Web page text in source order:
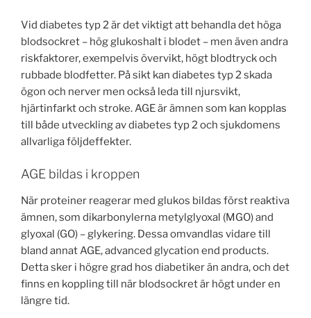
Vid diabetes typ 2 är det viktigt att behandla det höga
blodsockret – hög glukoshalt i blodet – men även andra
riskfaktorer, exempelvis övervikt, högt blodtryck och
rubbade blodfetter. På sikt kan diabetes typ 2 skada
ögon och nerver men också leda till njursvikt,
hjärtinfarkt och stroke. AGE är ämnen som kan kopplas
till både utveckling av diabetes typ 2 och sjukdomens
allvarliga följdeffekter.
AGE bildas i kroppen
När proteiner reagerar med glukos bildas först reaktiva
ämnen, som dikarbonylerna metylglyoxal (MGO) and
glyoxal (GO) – glykering. Dessa omvandlas vidare till
bland annat AGE, advanced glycation end products.
Detta sker i högre grad hos diabetiker än andra, och det
finns en koppling till när blodsockret är högt under en
längre tid.